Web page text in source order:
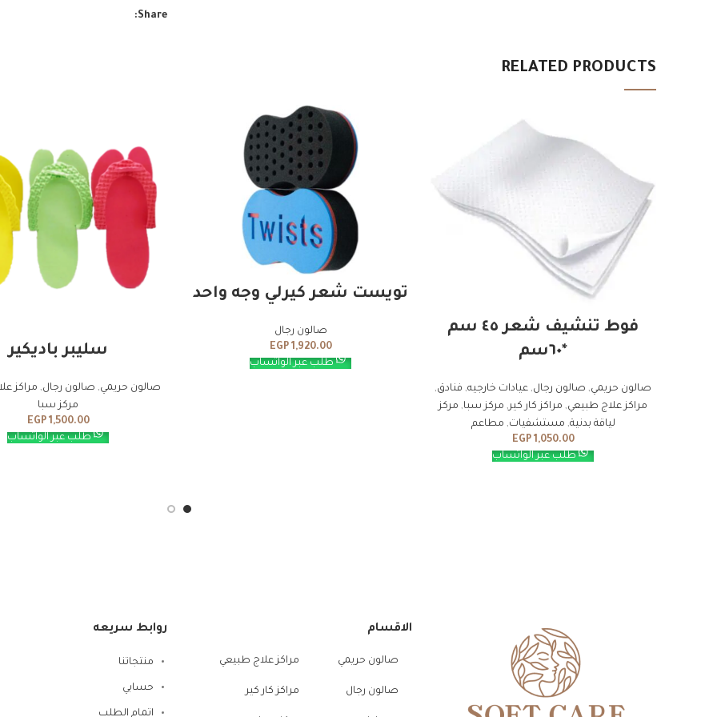
Share:
RELATED PRODUCTS
ADD TO CART
فوط تنشيف شعر ٤٥ سم
*٦٠سم
صالون حريمي, صالون رجال, عيادات خارجيه, فنادق,
مراكز علاج طبيعي, مراكز كار كير, مركز سبا, مركز
لياقة بدنية, مستشفيات, مطاعم
EGP1,050.00
طلب عبر الواتساب
تويست شعر كيرلي وجه واحد
صالون رجال
EGP1,920.00
طلب عبر الواتساب
سليبر باديكير
صالون حريمي, صالون رجال, مراكز
مركز سبا
EGP1,500.00
طلب عبر الواتساب
الاقسام
صالون حريمي
صالون رجال
مراكز علاج طبيعي
مراكز كار كير
روابط سريعه
منتجاتنا
حسابي
اتمام الطلب